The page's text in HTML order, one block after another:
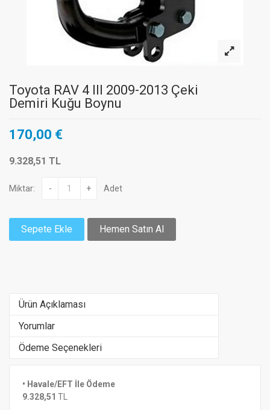
Toyota RAV 4 III 2009-2013 Çeki
Demiri Kuğu Boynu
170,00 €
9.328,51 TL
Miktar: - + Adet
Sepete Ekle Hemen Satın Al
Ürün Açıklaması
Yorumlar
Ödeme Seçenekleri
Montaj ve Proje Bedeli Fiyatlara Dahil Değildir.
gönderilmektedir..
Henüz yorum yapılmamış
• Havale/EFT İle Ödeme
9.328,51 TL
Benzer Ürünler